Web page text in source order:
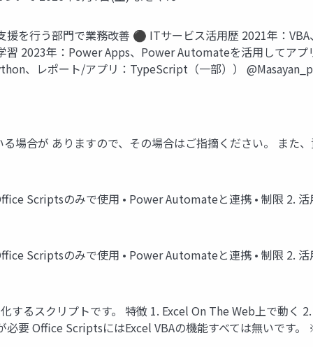
を行う部門で業務改善 ⚫ ITサービス活用歴 2021年：
習 2023年：Power Apps、Power Automateを活用してア
、レポート/アプリ：TypeScript（一部））
場合が ありますので、その場合はご指摘ください。 また
Scriptsのみで使用 • Power Automateと連携 • 制限 2. 活
Scriptsのみで使用 • Power Automateと連携 • 制限 2. 活
するスクリプトです。 特徴 1. Excel On The Web上で動
要 Office ScriptsにはExcel VBAの機能すべては無いです